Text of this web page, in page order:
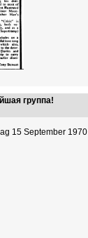
группа!
15 September 1970